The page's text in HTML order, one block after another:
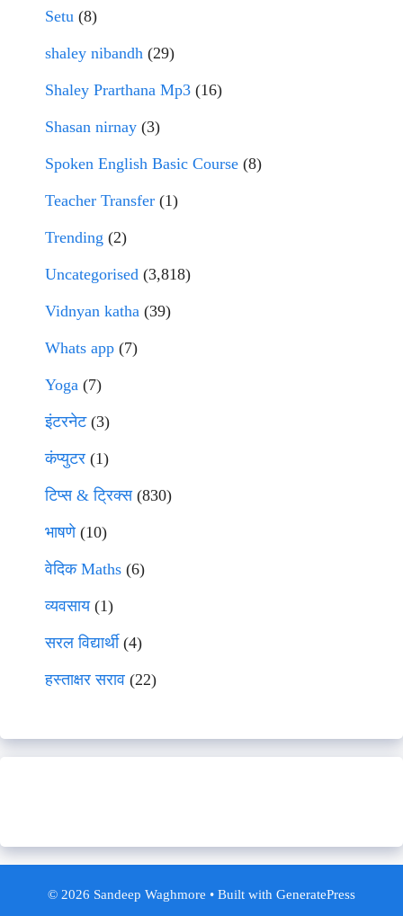
Setu (8)
shaley nibandh (29)
Shaley Prarthana Mp3 (16)
Shasan nirnay (3)
Spoken English Basic Course (8)
Teacher Transfer (1)
Trending (2)
Uncategorised (3,818)
Vidnyan katha (39)
Whats app (7)
Yoga (7)
इंटरनेट(3)
कंप्युटर (1)
टिप्स & ट्रिक्स(830)
भाषणे(10)
वेदिक Maths (6)
व्यवसाय(1)
सरल विद्यार्थी(4)
हस्ताक्षर सराव (22)
© 2026 Sandeep Waghmore • Built with GeneratePress